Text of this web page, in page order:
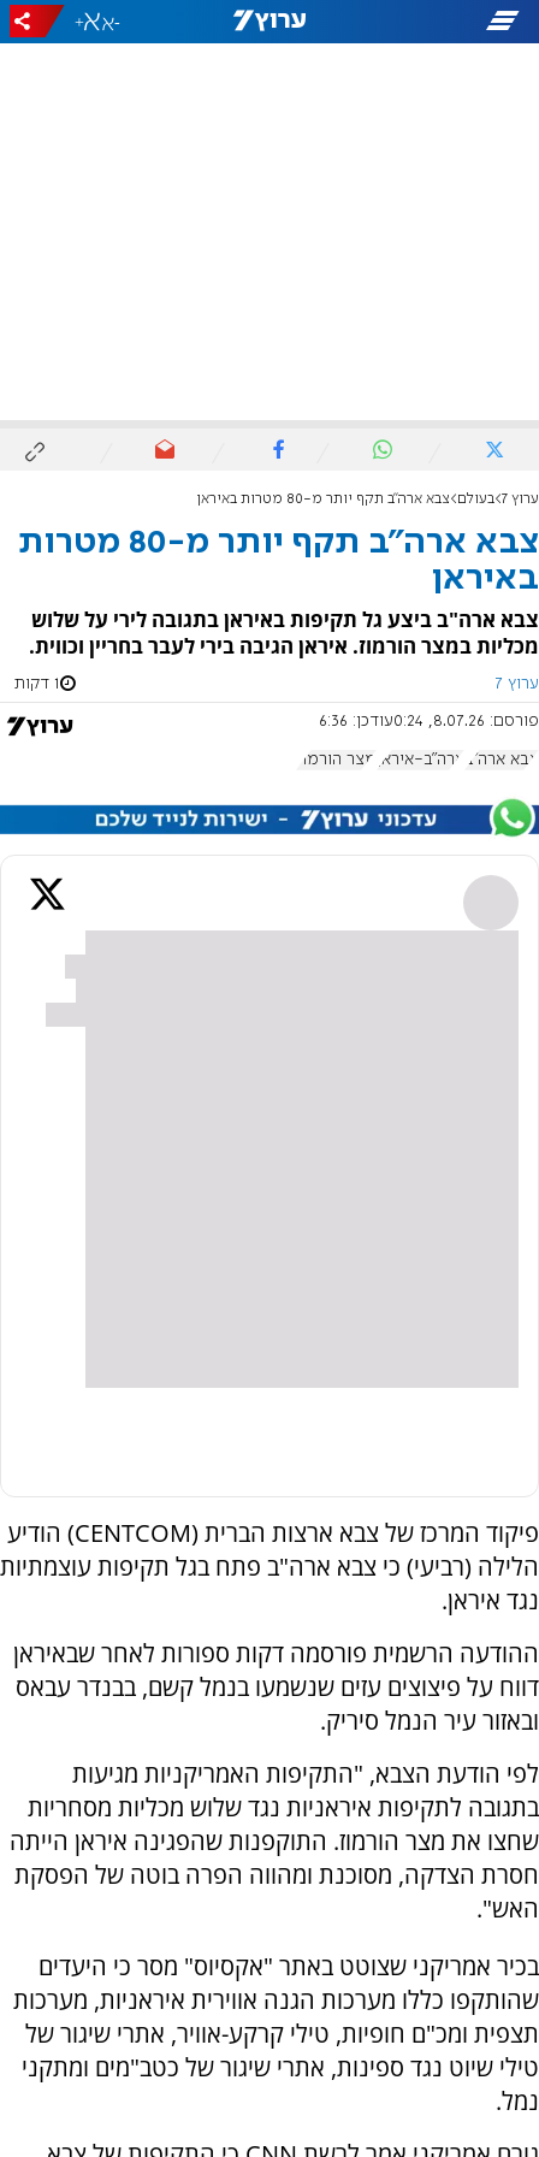
-
+
ערוץ 7 בעולם צבא ארה"ב תקף יותר מ-80 מטרות באיראן
צבא ארה"ב תקף יותר מ-80 מטרות
באיראן
צבא ארה"ב ביצע גל תקיפות באיראן בתגובה לירי על שלוש
מכליות במצר הורמוז. איראן הגיבה בירי לעבר בחריין וכווית.
ערוץ 7 1 דקות
פורסם: 8.07.26, 0:24 עודכן: 6:36
צבא ארה"ב ארה"ב-איראן מצר הורמוז
פיקוד המרכז של צבא ארצות הברית (CENTCOM) הודיע
הלילה (רביעי) כי צבא ארה"ב פתח בגל תקיפות עוצמתיות
נגד איראן.
ההודעה הרשמית פורסמה דקות ספורות לאחר שבאיראן
דווח על פיצוצים עזים שנשמעו בנמל קשם, בבנדר עבאס
ובאזור עיר הנמל סיריק.
לפי הודעת הצבא, "התקיפות האמריקניות מגיעות
בתגובה לתקיפות איראניות נגד שלוש מכליות מסחריות
שחצו את מצר הורמוז. התוקפנות שהפגינה איראן הייתה
חסרת הצדקה, מסוכנת ומהווה הפרה בוטה של הפסקת
האש".
בכיר אמריקני שצוטט באתר "אקסיוס" מסר כי היעדים
שהותקפו כללו מערכות הגנה אווירית איראניות, מערכות
תצפית ומכ"ם חופיות, טילי קרקע-אוויר, אתרי שיגור של
טילי שיוט נגד ספינות, אתרי שיגור של כטב"מים ומתקני
נמל.